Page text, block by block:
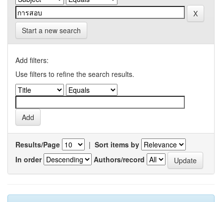
Start a new search
Add filters:
Use filters to refine the search results.
Results/Page | Sort items by
In order
Authors/record